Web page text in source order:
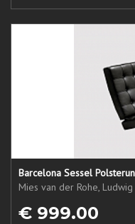
Barcelona Sessel
Mies van der Rohe, Ludwig
€ 999.00